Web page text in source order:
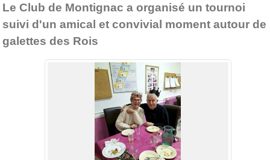
Le Club de Montignac a organisé un tournoi
suivi d'un amical et convivial moment autour de
galettes des Rois